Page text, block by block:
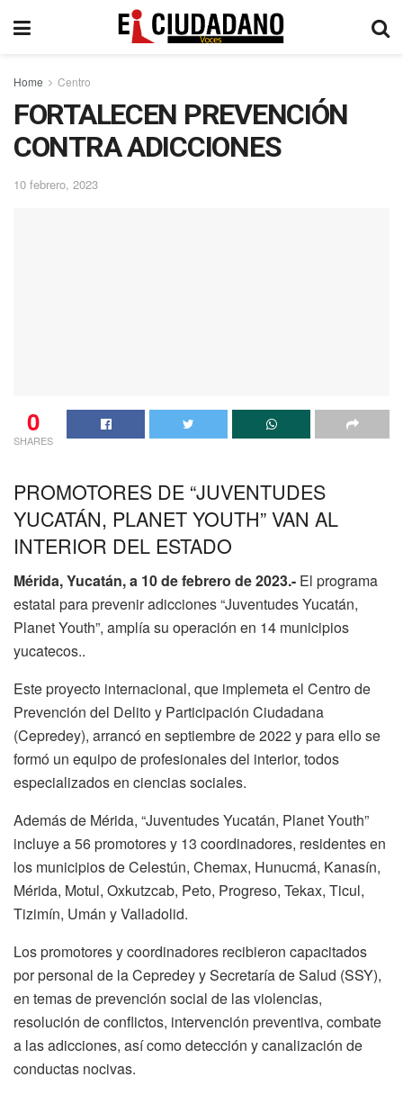
Home Centro
FORTALECEN PREVENCIÓN
CONTRA ADICCIONES
10 febrero, 2023
0
SHARES
PROMOTORES DE “JUVENTUDES
YUCATÁN, PLANET YOUTH” VAN AL
INTERIOR DEL ESTADO
Mérida, Yucatán, a 10 de febrero de 2023.- El programa
estatal para prevenir adicciones “Juventudes Yucatán,
Planet Youth”, amplía su operación en 14 municipios
yucatecos..
Este proyecto internacional, que implemeta el Centro de
Prevención del Delito y Participación Ciudadana
(Cepredey), arrancó en septiembre de 2022 y para ello se
formó un equipo de profesionales del interior, todos
especializados en ciencias sociales.
Además de Mérida, “Juventudes Yucatán, Planet Youth”
incluye a 56 promotores y 13 coordinadores, residentes en
los municipios de Celestún, Chemax, Hunucmá, Kanasín,
Mérida, Motul, Oxkutzcab, Peto, Progreso, Tekax, Ticul,
Tizimín, Umán y Valladolid.
Los promotores y coordinadores recibieron capacitados
por personal de la Cepredey y Secretaría de Salud (SSY),
en temas de prevención social de las violencias,
resolución de conflictos, intervención preventiva, combate
a las adicciones, así como detección y canalización de
conductas nocivas.